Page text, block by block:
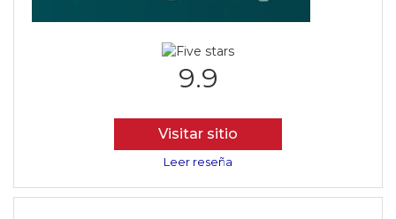
9.9
Visitar sitio
Leer reseña